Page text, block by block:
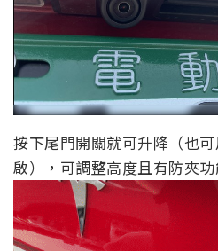
按下尾門開關就可升降（也
啟），可調整高度且有防夾